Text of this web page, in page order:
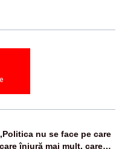
nu se face pe care
înjură mai mult, care